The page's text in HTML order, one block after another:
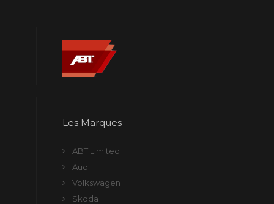
Les Marques
ABT Limited
Audi
Volkswagen
Skoda